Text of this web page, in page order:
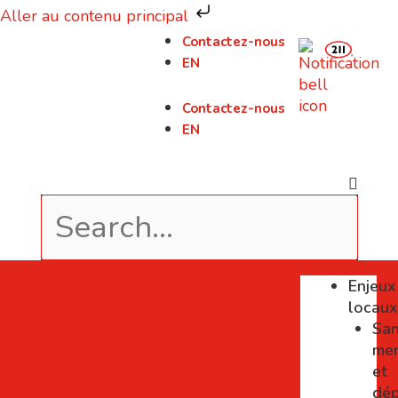
Aller au contenu principal
Contactez-nous
EN
Contactez-nous
EN
Enjeux
locaux
et